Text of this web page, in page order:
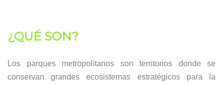
¿QUÉ SON?
Los parques metropolitanos son territorios donde se
conservan grandes ecosistemas estratégicos para la